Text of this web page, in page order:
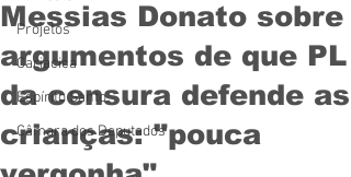
Projetos
Cariacica
Espírito Santo
Câmara dos Deputados
Messias Donato sobre
argumentos de que PL
da censura defende as
crianças: "pouca